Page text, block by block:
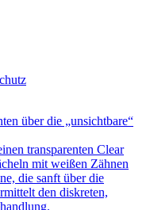
über die „unsichtbare“